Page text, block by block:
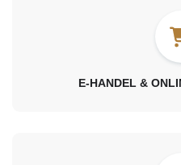
E-HANDEL &